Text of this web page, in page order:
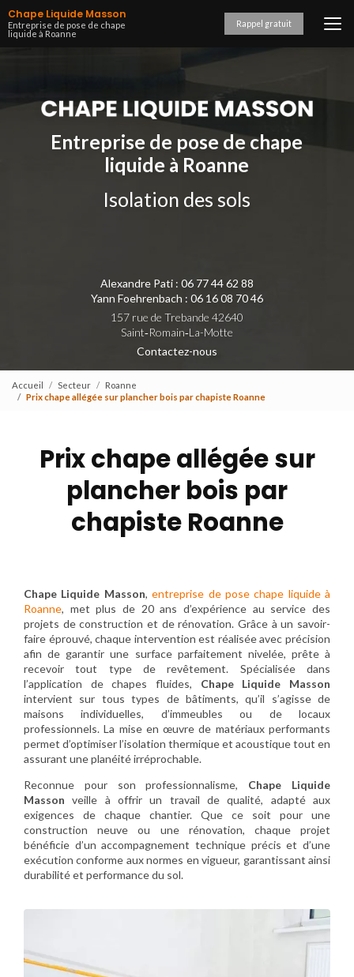
Aller
au
contenu
Chape Liquide Masson
Entreprise de pose de chape
liquide à Roanne
Rappel gratuit
Entreprise de pose de chape
liquide à Roanne
Isolation des sols
Alexandre Pati : 06 77 44 62 88
Yann Foehrenbach : 06 16 08 70 46
157 rue de Trebande 42640
Saint‑Romain‑La-Motte
Contactez-nous
Accueil Secteur
Roanne
Prix chape allégée sur plancher bois par chapiste Roanne
Prix chape allégée sur
plancher bois par
chapiste Roanne
Chape Liquide Masson,entreprise de pose chape liquide à
Roanne, met plus de 20 ans d’expérience au service des
projets de construction et de rénovation. Grâce à un savoir-
faire éprouvé, chaque intervention est réalisée avec précision
afin de garantir une surface parfaitement nivelée, prête à
recevoir tout type de revêtement. Spécialisée dans
l’application de chapes fluides, Chape Liquide Masson
intervient sur tous types de bâtiments, qu’il s’agisse de
maisons individuelles, d’immeubles ou de locaux
professionnels. La mise en œuvre de matériaux performants
permet d’optimiser l’isolation thermique et acoustique tout en
assurant une planéité irréprochable.
Reconnue pour son professionnalisme, Chape Liquide
Masson veille à offrir un travail de qualité, adapté aux
exigences de chaque chantier. Que ce soit pour une
construction neuve ou une rénovation, chaque projet
bénéficie d’un accompagnement technique précis et d’une
exécution conforme aux normes en vigueur, garantissant ainsi
durabilité et performance du sol.